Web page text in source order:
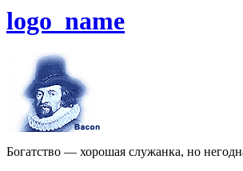
logo_name
Богатство — хорошая служанка, но